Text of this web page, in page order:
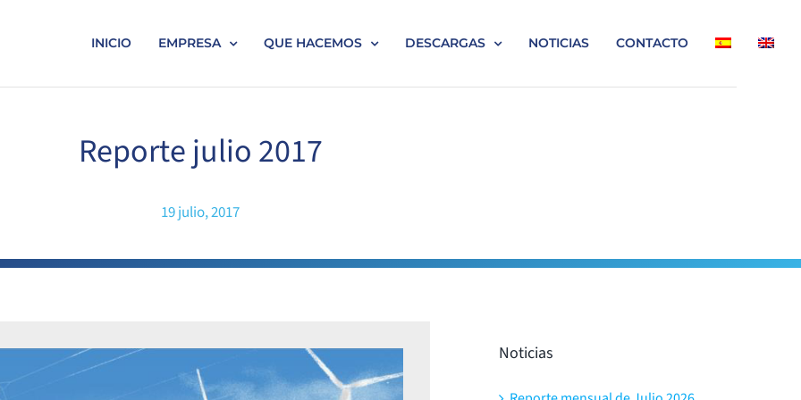
INICIO EMPRESA QUE HACEMOS DESCARGAS NOTICIAS CONTACTO
Reporte julio 2017
19 julio, 2017
Noticias